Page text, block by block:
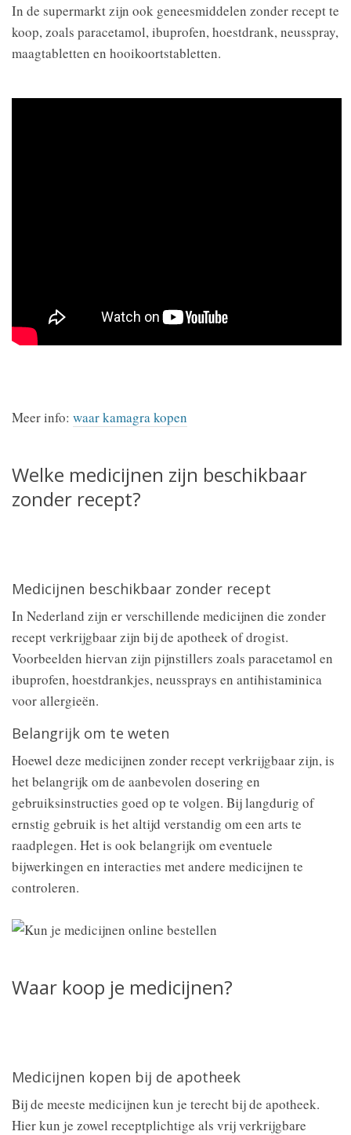
In de supermarkt zijn ook geneesmiddelen zonder recept te
koop, zoals paracetamol, ibuprofen, hoestdrank, neusspray,
maagtabletten en hooikoortstabletten.
Meer info: waar kamagra kopen
Welke medicijnen zijn beschikbaar
zonder recept?
Medicijnen beschikbaar zonder recept
In Nederland zijn er verschillende medicijnen die zonder
recept verkrijgbaar zijn bij de apotheek of drogist.
Voorbeelden hiervan zijn pijnstillers zoals paracetamol en
ibuprofen, hoestdrankjes, neussprays en antihistaminica
voor allergieën.
Belangrijk om te weten
Hoewel deze medicijnen zonder recept verkrijgbaar zijn, is
het belangrijk om de aanbevolen dosering en
gebruiksinstructies goed op te volgen. Bij langdurig of
ernstig gebruik is het altijd verstandig om een arts te
raadplegen. Het is ook belangrijk om eventuele
bijwerkingen en interacties met andere medicijnen te
controleren.
Waar koop je medicijnen?
Medicijnen kopen bij de apotheek
Bij de meeste medicijnen kun je terecht bij de apotheek.
Hier kun je zowel receptplichtige als vrij verkrijgbare